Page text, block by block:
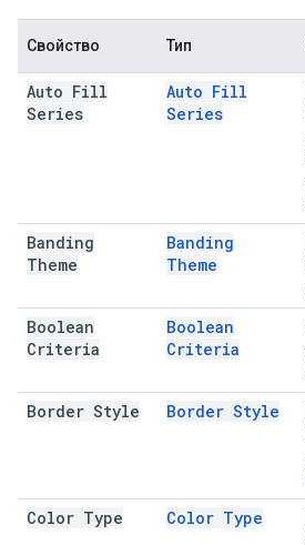
Свойство Тип
Auto Fill
Series
Auto Fill
Series
Banding
Theme
Banding
Theme
Boolean
Criteria
Boolean
Criteria
Border Style Border Style
Color Type Color Type